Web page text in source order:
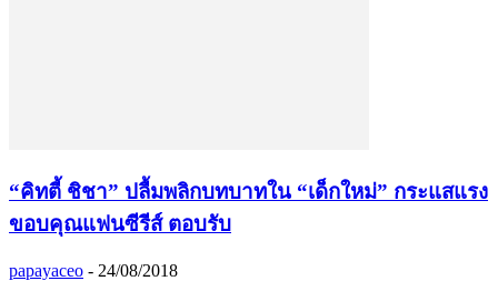
“คิทตี้ ชิชา” ปลื้มพลิกบทบาทใน “เด็กใหม่” กระแสแรง
ขอบคุณแฟนซีรีส์ ตอบรับ
papayaceo - 24/08/2018